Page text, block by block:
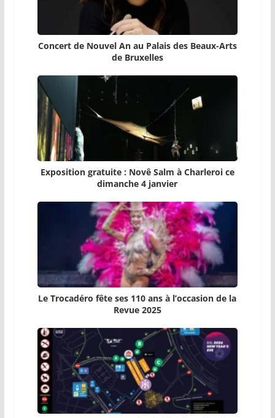
Concert de Nouvel An au Palais des Beaux-Arts
de Bruxelles
Exposition gratuite : Novê Salm à Charleroi ce
dimanche 4 janvier
Le Trocadéro fête ses 110 ans à l’occasion de la
Revue 2025